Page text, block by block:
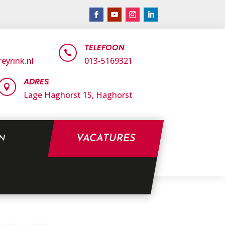
 TELEFOON
013-5169321
 ADRES
Lage Haghorst 15, Haghorst
VACATURES